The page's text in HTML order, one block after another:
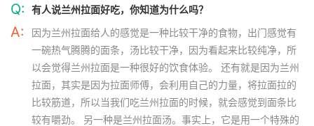
Q: 有人说兰州拉面好吃，你知道为什么吗？
A:
因为兰州拉面给人的感觉是一种比较干净的食物，出门感觉有
一碗热气腾腾的面条，汤比较干净，因为看起来比较纯净，所
以会觉得兰州拉面是一种很好的饮食体验。 还有就是因为兰州
拉面，其实是因为拉面师傅，会利用自己的力量，将拉面拉的
比较筋道，所以当我们吃兰州拉面的时候，就会感觉到面条比
较有嚼劲。 另一种是兰州拉面汤。事实上，它是用一个特殊的